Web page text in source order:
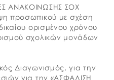
ΑΝΑΚΟΙΝΩΣΗΣ ΣΟΧ
προσωπικού με σχέση
ορισμένου χρόνου
σχολικών μονάδων
Διαγωνισμός, για την
για την «ΑΣΦΑΛΙΣΗ